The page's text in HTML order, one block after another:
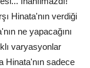
Hinata'nın verdiği
ne yapacağını
varyasyonlar
Hinata'nın sadece